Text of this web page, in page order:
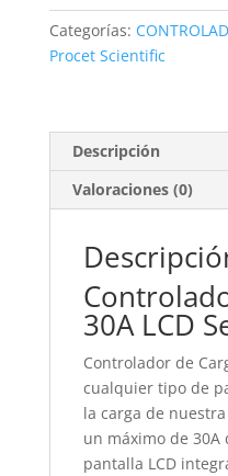
Smart
12/24V
cantidad
Categorías:
Procet Scientific
Descripción
Valoraciones (0)
30A LCD
Controlador de
cualquier tipo de
la carga de
un máximo de
pantalla LCD